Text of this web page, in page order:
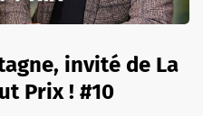
invité de La
Prix ! #10